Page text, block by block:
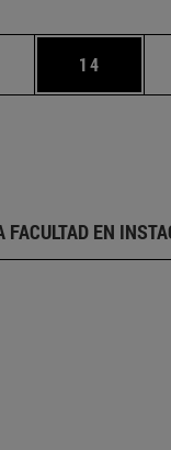
Use TAB para
Página
14
FACULTAD EN